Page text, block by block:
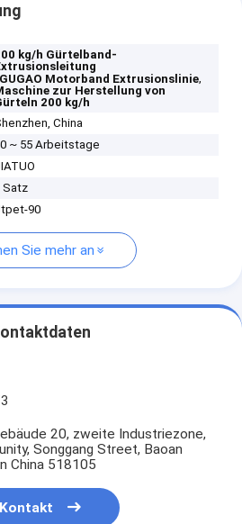
kg/h Gürtelband-
GUGAO Motorband Extrusionslinie,
zur Herstellung von
200 kg/h
China
~ 55 Arbeitstage
Satz
90
Sie mehr an
20, zweite Industriezone,
Songgang Street, Baoan
China 518105
Kontakt